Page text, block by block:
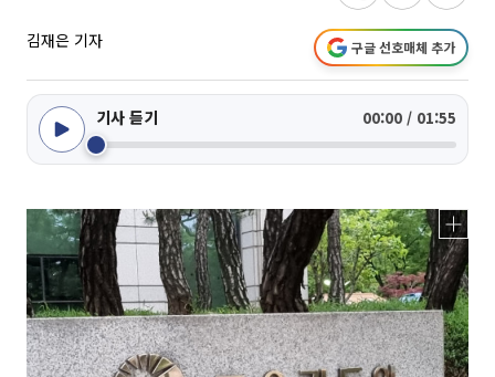
김재은 기자 구글 선호매체 추가
기사 듣기 00:00 / 01:55